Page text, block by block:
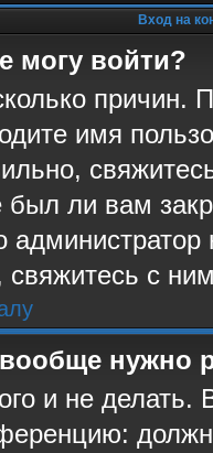
Вход на
могу войти?
причин.
имя
был ли вам
с
нужно
и не делать.